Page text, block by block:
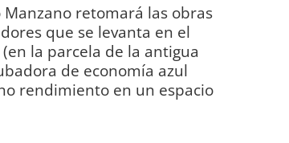
retomará las obras
que se levanta en el
la parcela de la antigua
de economía azul
rendimiento en un espacio